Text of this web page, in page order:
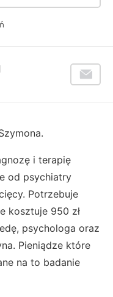
i terapię
od psychiatry
Potrzebuje
kosztuje 950 zł
psychologa oraz
Pieniądze które
na to badanie